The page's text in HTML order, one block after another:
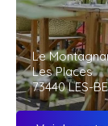
Le
Les Places
73440 LES-